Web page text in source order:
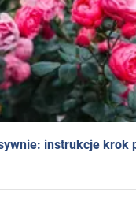
instrukcje krok